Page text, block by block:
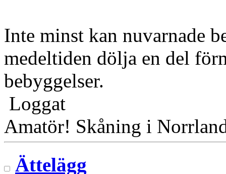
Inte minst kan nuvarnade
medeltiden dölja en del
bebyggelser.
Loggat
Amatör! Skåning i
Ättelägg